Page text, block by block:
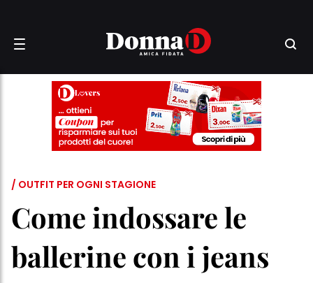
/ OUTFIT PER OGNI STAGIONE
Come indossare le
ballerine con i jeans